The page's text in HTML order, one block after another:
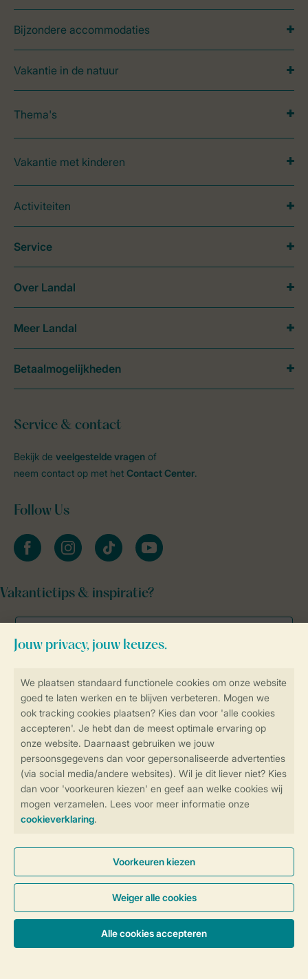
Controle over jouw gegevens &
Instellingen wijzigen
Veilig en snel online boeken
Veilige gegevensoverdracht
Veilige betaling
Bijzondere accommodaties
Vakantie in de natuur
Thema's
Vakantie met kinderen
Activiteiten
Service & contact
Bekijk de veelgestelde vragen of
neem contact op met het Contact Center.
Follow Us
facebookinstagramtiktok youtube
Vakantietips & inspiratie?
Service
Over Landal
Meer Landal
Betaalmogelijkheden
Algemene Voorwaarden Privacy Notice
Cookies en banners
Toegankelijkheid © 2026 Landal